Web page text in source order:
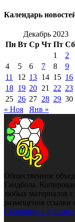
Календарь
Декабрь 2023
Пн Вт Ср Чт Пт Сб
1
2
4
5 6 7 8 9
11
12 13 14 15 16
18 19 20 21 22 23
25 26 27 28 29 30
« Ноя
Янв »
Общественное
Гандбола.
любых материалов
размещения ссылки
Сообщить о допинге